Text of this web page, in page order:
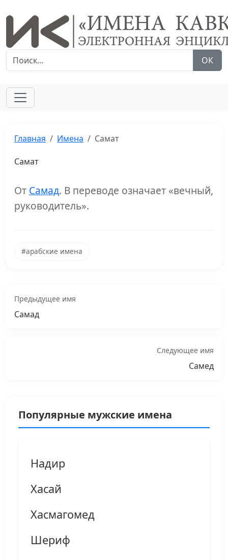
ОК
Главная Имена Самат
Самат
От Самад. В переводе означает «вечный,
руководитель».
#арабские имена
Предыдущее имя
Самад
Следующее имя
Самед
Популярные мужские имена
Надир
Хасай
Хасмагомед
Шериф